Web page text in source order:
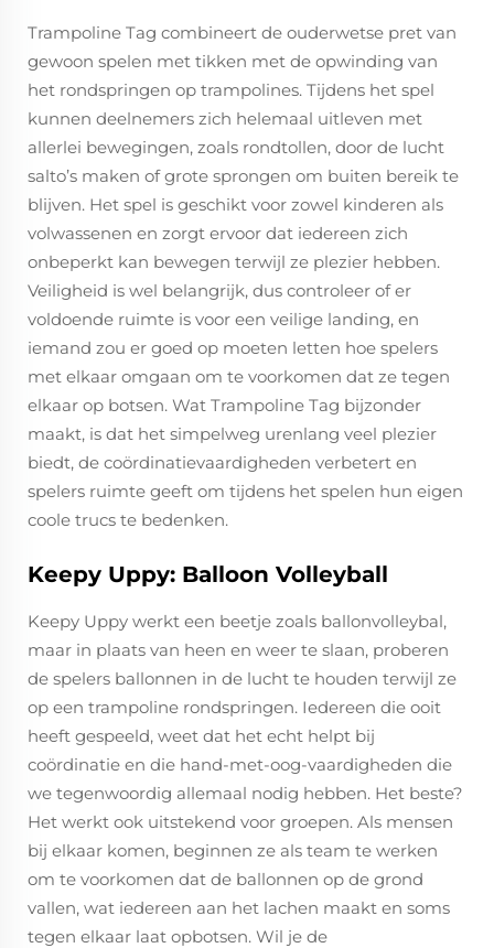
Trampoline Tag combineert de ouderwetse pret van
gewoon spelen met tikken met de opwinding van
het rondspringen op trampolines. Tijdens het spel
kunnen deelnemers zich helemaal uitleven met
allerlei bewegingen, zoals rondtollen, door de lucht
salto’s maken of grote sprongen om buiten bereik te
blijven. Het spel is geschikt voor zowel kinderen als
volwassenen en zorgt ervoor dat iedereen zich
onbeperkt kan bewegen terwijl ze plezier hebben.
Veiligheid is wel belangrijk, dus controleer of er
voldoende ruimte is voor een veilige landing, en
iemand zou er goed op moeten letten hoe spelers
met elkaar omgaan om te voorkomen dat ze tegen
elkaar op botsen. Wat Trampoline Tag bijzonder
maakt, is dat het simpelweg urenlang veel plezier
biedt, de coördinatievaardigheden verbetert en
spelers ruimte geeft om tijdens het spelen hun eigen
coole trucs te bedenken.
Keepy Uppy: Balloon Volleyball
Keepy Uppy werkt een beetje zoals ballonvolleybal,
maar in plaats van heen en weer te slaan, proberen
de spelers ballonnen in de lucht te houden terwijl ze
op een trampoline rondspringen. Iedereen die ooit
heeft gespeeld, weet dat het echt helpt bij
coördinatie en die hand-met-oog-vaardigheden die
we tegenwoordig allemaal nodig hebben. Het beste?
Het werkt ook uitstekend voor groepen. Als mensen
bij elkaar komen, beginnen ze als team te werken
om te voorkomen dat de ballonnen op de grond
vallen, wat iedereen aan het lachen maakt en soms
tegen elkaar laat opbotsen. Wil je de